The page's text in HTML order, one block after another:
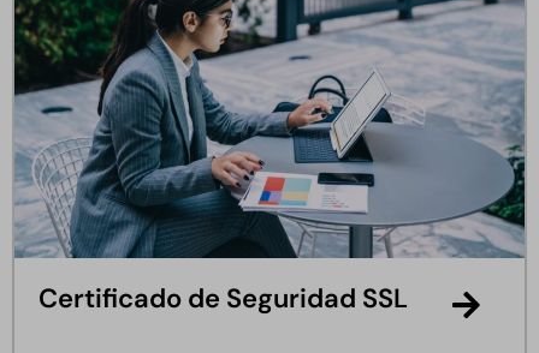
Certificado de Seguridad SSL